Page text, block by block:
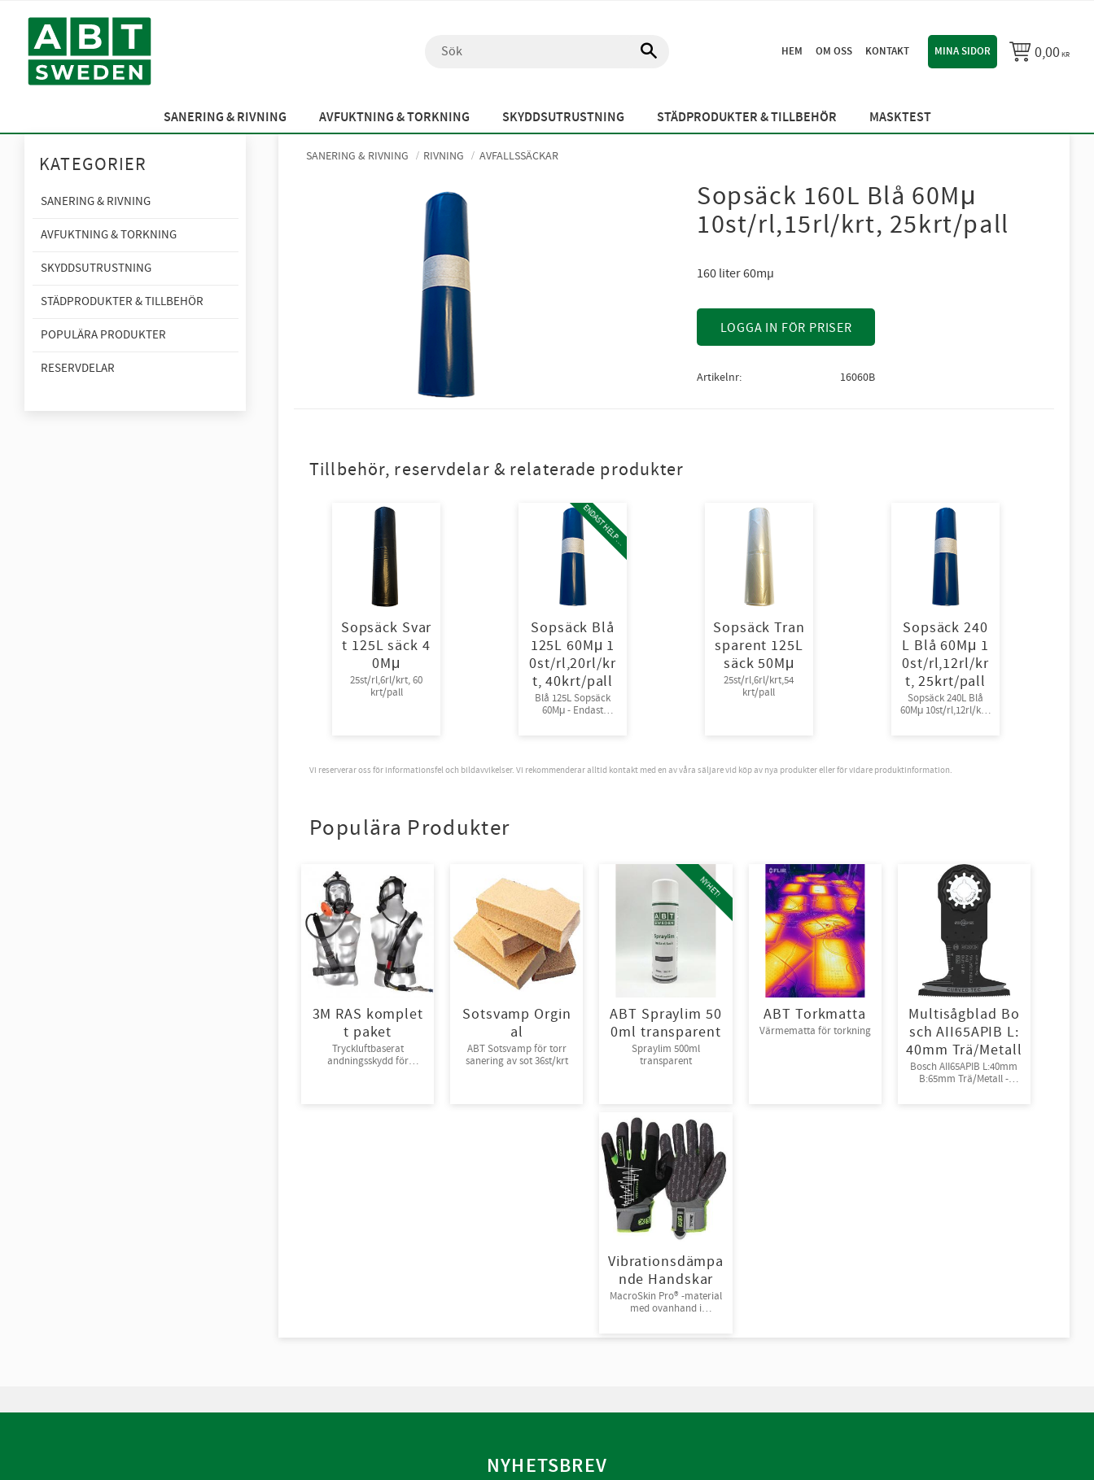
HEM OM OSS KONTAKT MINA SIDOR 0,00KR
SANERING & RIVNING AVFUKTNING & TORKNING SKYDDSUTRUSTNING STÄDPRODUKTER & TILLBEHÖR MASKTEST
SANERING & RIVNING RIVNING AVFALLSSÄCKAR
Sopsäck 160L Blå 60Mμ
10st/rl,15rl/krt, 25krt/pall
160 liter 60mµ
LOGGA IN FÖR PRISER
Artikelnr 16060B
Tillbehör, reservdelar & relaterade produkter
Sopsäck Svar
t 125L säck 4
0Mμ
25st/rl,6rl/krt, 60
krt/pall
Sopsäck Blå
125L 60Mμ 1
0st/rl,20rl/kr
t, 40krt/pall
Blå 125L Sopsäck
60Mμ - Endast
E
N
D
A
S
T
H
E
L
P
A
L
L
Sopsäck Tran
sparent 125L
säck 50Mμ
25st/rl,6rl/krt,54
krt/pall
Sopsäck 240
L Blå 60Mμ 1
0st/rl,12rl/kr
t, 25krt/pall
Sopsäck 240L Blå
60Mμ 10st/rl,12rl/krt,
Vi reserverar oss för informationsfel och bildavvikelser. Vi rekommenderar alltid kontakt med en av våra säljare vid köp av nya produkter eller för vidare produktinformation.
Populära Produkter
3M RAS komplet
t paket
Tryckluftbaserat
andningsskydd för
Sotsvamp Orgin
al
ABT Sotsvamp för torr
sanering av sot 36st/krt
ABT Spraylim 50
0ml transparent
Spraylim 500ml
transparent
NYHET!
ABT Torkmatta
Värmematta för torkning
Multisågblad Bo
sch AII65APIB L:
40mm Trä/Metall
Bosch AII65APIB L:40mm
B:65mm Trä/Metall -
Vibrationsdämpa
nde Handskar
MacroSkin Pro® -material
med ovanhand i
KATEGORIER
SANERING & RIVNING
AVFUKTNING & TORKNING
SKYDDSUTRUSTNING
STÄDPRODUKTER & TILLBEHÖR
POPULÄRA PRODUKTER
RESERVDELAR
NYHETSBREV